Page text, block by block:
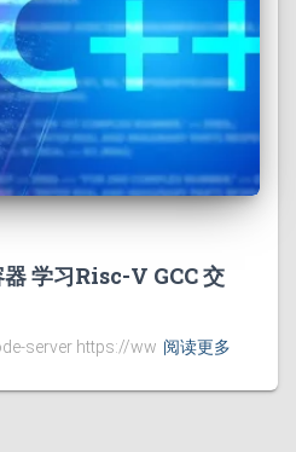
学习Risc-V GCC 交
server https://ww 阅读更多